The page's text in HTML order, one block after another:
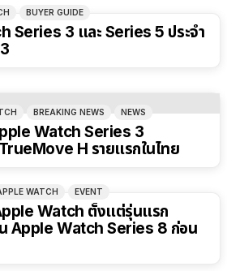
BUYER GUIDE
Series 3 และ Series 5 ประจำ
BREAKING NEWS NEWS
Watch Series 3
H รายแรกในไทย
WATCH EVENT
Watch ตั้งแต่รุ่นแรก
Apple Watch Series 8 ก่อน